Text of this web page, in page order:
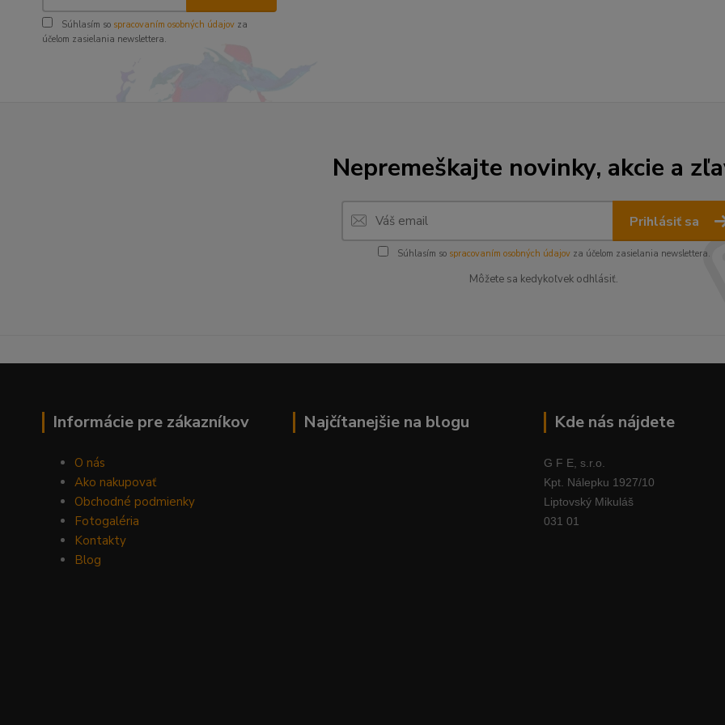
Súhlasím so spracovaním osobných údajov za
účelom zasielania newslettera.
Nepremeškajte novinky, akcie a
Prihlásiť sa
Súhlasím so spracovaním osobných údajovza účelom zasielania newslettera.
Môžete sa kedykoľvek odhlásiť.
Informácie pre zákazníkov
O nás
Ako nakupovať
Obchodné podmienky
Fotogaléria
Kontakty
Blog
Najčítanejšie na blogu Kde nás nájdete
G F E, s.r.o.
Kpt. Nálepku 1927/10
Liptovský Mikuláš
031 01